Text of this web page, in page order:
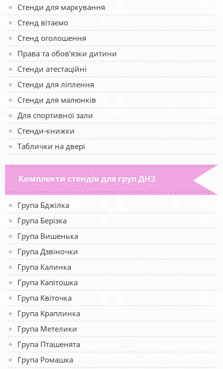
Стенди для маркування
Стенд вітаємо
Стенд оголошення
Права та обов’язки дитини
Стенди атестаційні
Стенди для ліплення
Стенди для малюнків
Для спортивної зали
Стенди-книжки
Таблички на двері
Комплекти стендів для груп ДНЗ
Група Бджілка
Група Берізка
Група Вишенька
Група Дзвіночки
Група Калинка
Група Капітошка
Група Квіточка
Група Краплинка
Група Метелики
Група Пташенята
Група Ромашка